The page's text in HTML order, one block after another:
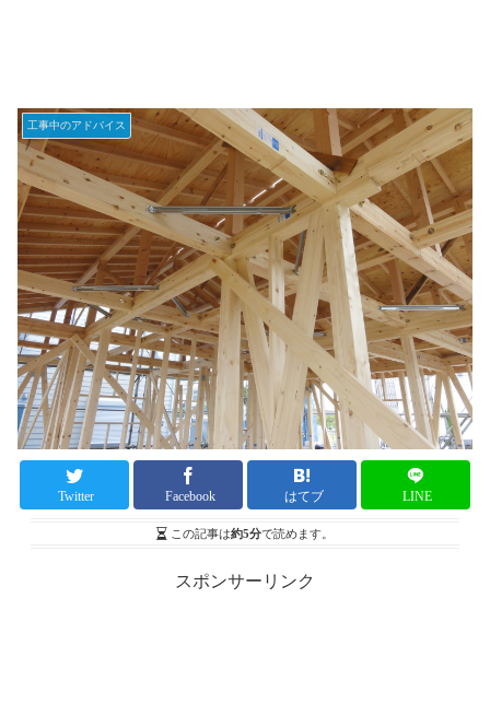
工事中のアドバイス
Twitter Facebook はてブ LINE
この記事は約5分で読めます。
スポンサーリンク